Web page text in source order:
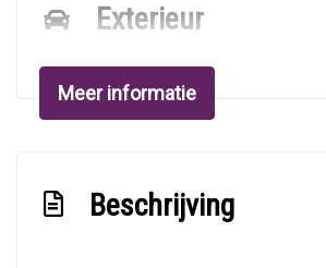
Exterieur
Buitenspiegels elektrisch verstel-
verwarmbaar
Dimlichten automatisch
Meer informatie
Beschrijving